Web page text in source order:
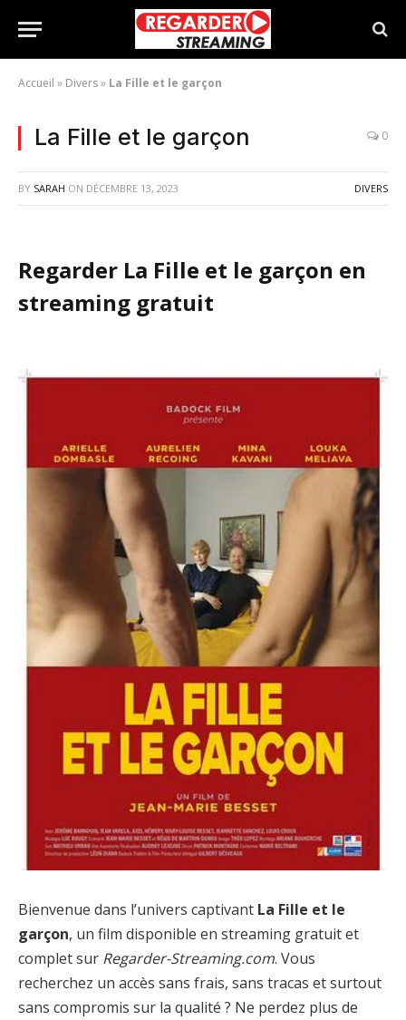
Accueil » Divers» La Fille et le garçon
La Fille et le garçon 0
BY SARAH ON DÉCEMBRE 13, 2023 DIVERS
Regarder La Fille et le garçon en
streaming gratuit
Bienvenue dans l’univers captivant La Fille et le
garçon, un film disponible en streaming gratuit et
complet sur Regarder-Streaming.com. Vous
recherchez un accès sans frais, sans tracas et surtout
sans compromis sur la qualité ? Ne perdez plus de